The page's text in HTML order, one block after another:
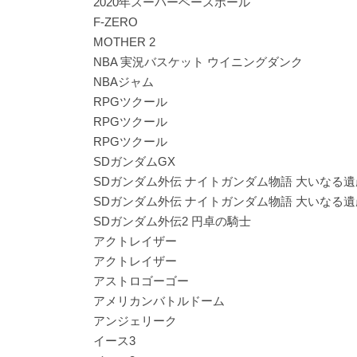
F-ZERO
MOTHER 2
NBA 実況バスケット ウイニングダンク
NBAジャム
RPGツクール
RPGツクール
RPGツクール
SDガンダムGX
SDガンダム外伝 ナイトガンダム物語 大いなる
SDガンダム外伝 ナイトガンダム物語 大いなる
SDガンダム外伝2 円卓の騎士
アクトレイザー
アクトレイザー
アストロゴーゴー
アメリカンバトルドーム
アンジェリーク
イース3